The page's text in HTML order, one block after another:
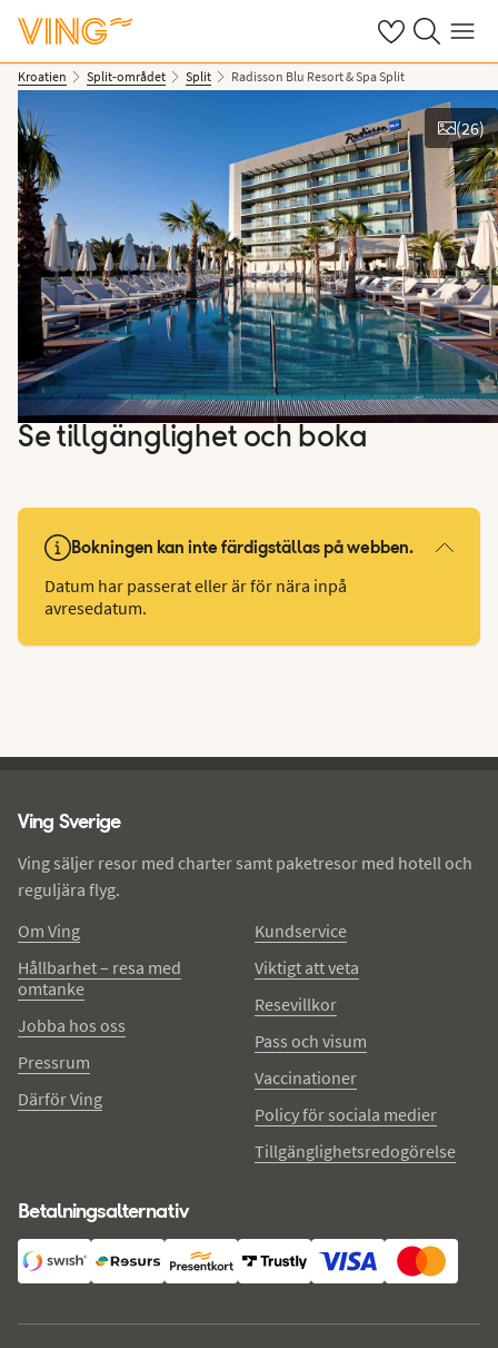
Se dinaSök på ving.se
Meny
Kroatien Split-området Split Radisson Blu Resort & Spa Split
Se bilder
(26)
Se tillgänglighet och boka
Bokningen kan inte färdigställas på webben.
Datum har passerat eller är för nära inpå
avresedatum.
Ving Sverige
Ving säljer resor med charter samt paketresor med hotell och
reguljära flyg.
Om Ving
Hållbarhet – resa med
omtanke
Jobba hos oss
Pressrum
Därför Ving
Kundservice
Viktigt att veta
Resevillkor
Pass och visum
Vaccinationer
Policy för sociala medier
Tillgänglighetsredogörelse
Betalningsalternativ